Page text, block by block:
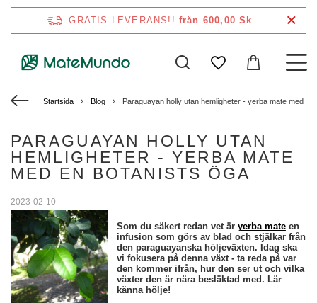
GRATIS LEVERANS!! från 600,00 Sk
Startsida Blog Paraguayan holly utan hemligheter - yerba mate med en
PARAGUAYAN HOLLY UTAN
HEMLIGHETER - YERBA MATE
MED EN BOTANISTS ÖGA
2023-02-10
Som du säkert redan vet är yerba mateen
infusion som görs av blad och stjälkar från
den paraguayanska höljeväxten. Idag ska
vi fokusera på denna växt - ta reda på var
den kommer ifrån, hur den ser ut och vilka
växter den är nära besläktad med. Lär
känna hölje!